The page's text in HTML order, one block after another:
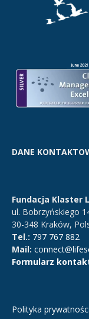
DANE
Fundacja Klaster
ul. Bobrzyńskiego
30-348 Kraków,
Tel.: 797 767 882
Mail:
Formularz
Polityka prywatności